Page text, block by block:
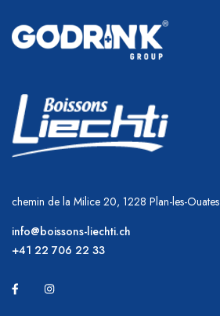
chemin de la Milice 20, 1228 Plan-les-Ouates
info@boissons-liechti.ch
+41 22 706 22 33